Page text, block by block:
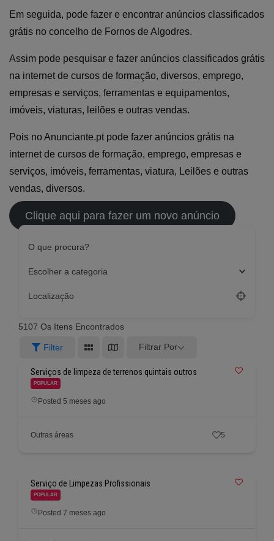
Em seguida, pode fazer e encontrar anúncios classificados
grátis no concelho de Fornos de Algodres.
Assim pode pesquisar e fazer anúncios classificados grátis
na internet de cursos de formação, diversos, emprego,
empresas e serviços, ferramentas e equipamentos,
imóveis, viaturas, leilões e outras vendas.
Pois no Anunciante.pt pode fazer anúncios grátis na
internet de cursos de formação, emprego, empresas e
serviços, imóveis, ferramentas, viatura, Leilões e outras
vendas, diversos.
Clique aqui para fazer um novo anúncio
O que procura?
Escolher a categoria
Localização
5107 Os Itens Encontrados
Filter Filtrar Por
Serviços de limpeza de terrenos quintais outros
POPULAR
Posted 5 meses ago
Outras áreas 5
Serviço de Limpezas Profissionais
POPULAR
Posted 7 meses ago